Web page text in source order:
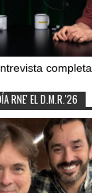
completa
RNE' EL D.M.R.'26